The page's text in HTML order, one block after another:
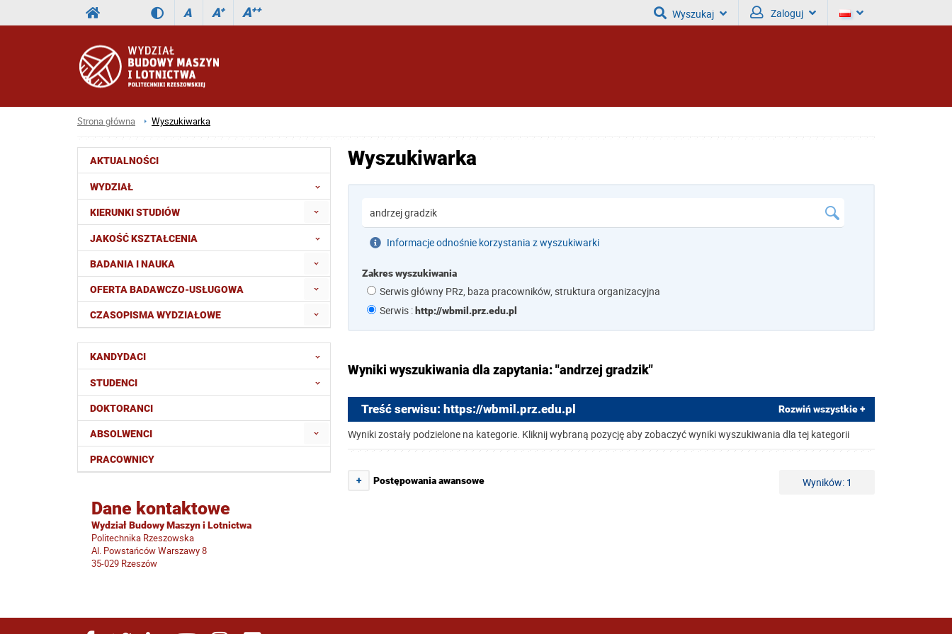
A A+ A++ Wyszukaj Zaloguj
Strona główna Wyszukiwarka
AKTUALNOŚCI
WYDZIAŁ
KIERUNKI STUDIÓW
JAKOŚĆ KSZTAŁCENIA
BADANIA I NAUKA
OFERTA BADAWCZO-USŁUGOWA
CZASOPISMA WYDZIAŁOWE
KANDYDACI
STUDENCI
DOKTORANCI
ABSOLWENCI
PRACOWNICY
Dane kontaktowe
Wydział Budowy Maszyn i Lotnictwa
Politechnika Rzeszowska
Al. Powstańców Warszawy 8
35-029 Rzeszów
Wyszukiwarka
Informacje odnośnie korzystania z wyszukiwarki
Zakres wyszukiwania
Serwis główny PRz, baza pracowników, struktura organizacyjna
Serwis : http://wbmil.prz.edu.pl
Wyniki wyszukiwania dla zapytania: "andrzej gradzik"
Treść serwisu: https://wbmil.prz.edu.pl Rozwiń wszystkie +
Wyniki zostały podzielone na kategorie. Kliknij wybraną pozycję aby zobaczyć wyniki wyszukiwania dla tej kategorii
+ Postępowania awansowe Wyników: 1